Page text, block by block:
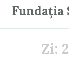
Fundația
Zi: